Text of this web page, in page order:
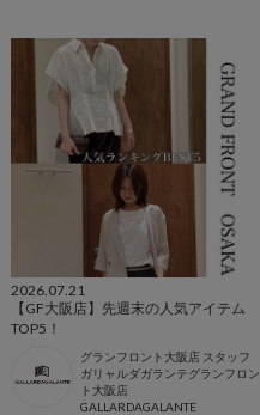
2026.07.21
【GF大阪店】先週末の人気アイテム
TOP5！
グランフロント大阪店 スタッフ
ガリャルダガランテグランフロン
ト大阪店
GALLARDAGALANTE